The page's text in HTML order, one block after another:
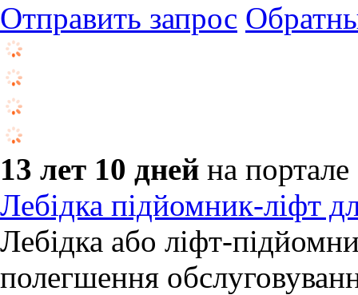
Отправить запрос
13 лет 10 дней на портале
Лебідка підйомник-ліфт
Лебідка або ліфт-
полегшення